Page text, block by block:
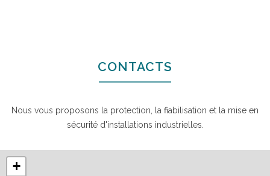
CONTACTS
Nous vous proposons la protection, la fiabilisation et la mise en
sécurité d'installations industrielles.
+